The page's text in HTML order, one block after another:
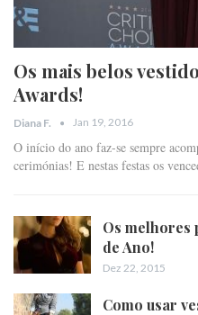
Os mais belos
Awards!
Diana F. Jan 19, 2016
O início do ano faz-se sempre
cerimónias! E nestas festas os
Os melhores
de Ano!
Dez 22, 2015
Como usar